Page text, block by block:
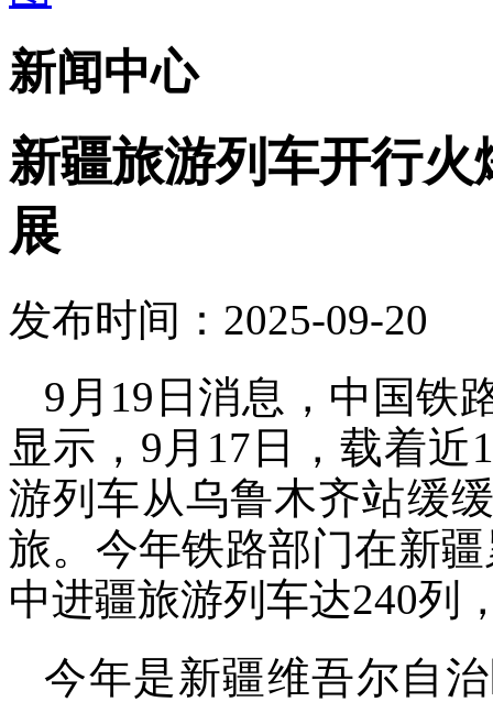
新闻中心
新疆旅游列车开行
展
发布时间：2025-09-20
9月19日消息，中国铁
显示，9月17日，载着近
游列车从乌鲁木齐站缓
旅。今年铁路部门在新
中进疆旅游列车达240列
今年是新疆维吾尔自